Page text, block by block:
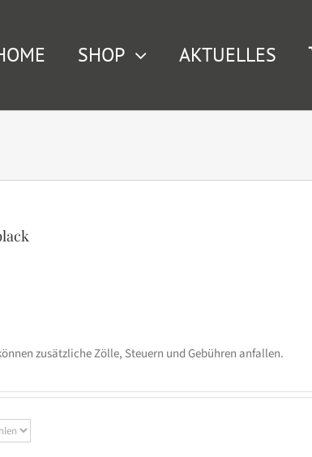
SHOP AKTUELLES
zusätzliche Zölle, Steuern und Gebühren anfallen.